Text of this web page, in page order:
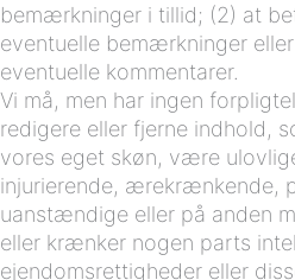
bemærkninger i tillid; (2) at
eventuelle bemærkninger
eventuelle kommentarer.
Vi må, men har ingen
redigere eller fjerne indhold,
vores eget skøn, være
injurierende, ærekrænkende,
uanstændige eller på anden
eller krænker nogen parts
ejendomsrettigheder eller